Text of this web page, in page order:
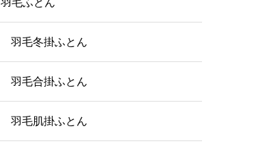
羽毛冬掛ふとん
羽毛合掛ふとん
羽毛肌掛ふとん